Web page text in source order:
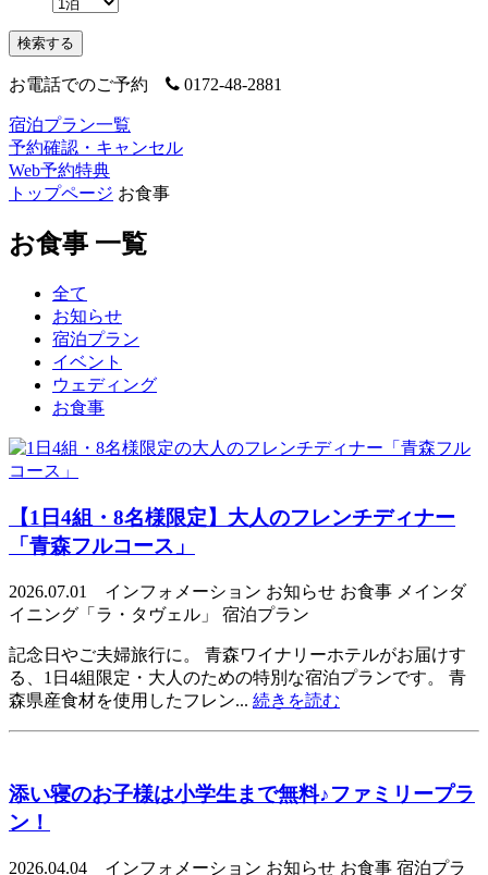
検索する
お電話でのご予約 0172-48-2881
宿泊プラン一覧
予約確認・キャンセル
Web予約特典
トップページ お食事
お食事 一覧
全て
お知らせ
宿泊プラン
イベント
ウェディング
お食事
【1日4組・8名様限定】大人のフレンチディナー
「青森フルコース」
2026.07.01 インフォメーション お知らせ お食事 メインダ
イニング「ラ・タヴェル」 宿泊プラン
記念日やご夫婦旅行に。 青森ワイナリーホテルがお届けす
る、1日4組限定・大人のための特別な宿泊プランです。 青
森県産食材を使用したフレン... 続きを読む
添い寝のお子様は小学生まで無料♪ファミリープラ
ン！
2026.04.04 インフォメーション お知らせ お食事 宿泊プラ